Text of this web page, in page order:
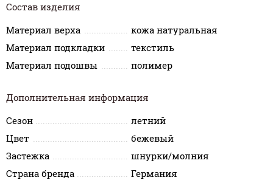
Состав изделия
Материал верха
кожа натуральная
Материал подкладки
текстиль
Материал подошвы
полимер
Дополнительная информация
Сезон
летний
Цвет
бежевый
Застежка
шнурки/молния
Страна бренда
Германия